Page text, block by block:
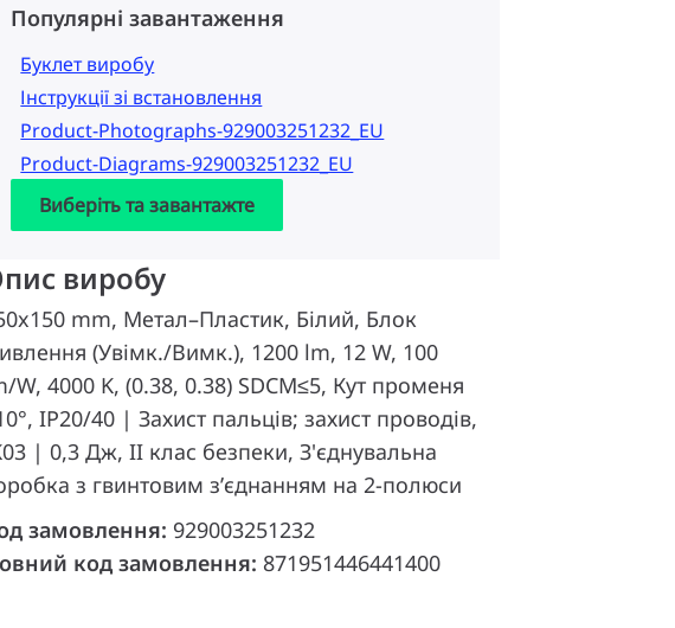
Популярні завантаження
Буклет виробу
Інструкції зі встановлення
Product-Photographs-929003251232_EU
Product-Diagrams-929003251232_EU
Виберіть та завантажте
виробу
mm, Метал–Пластик, Білий, Блок
(Увімк./Вимк.), 1200 lm, 12 W, 100
W, 4000 K, (0.38, 0.38) SDCM≤5, Кут променя
IP20/40 | Захист пальців; захист проводів,
| 0,3 Дж, II клас безпеки, З'єднувальна
з гвинтовим з’єднанням на 2-полюси
замовлення: 929003251232
код замовлення: 871951446441400